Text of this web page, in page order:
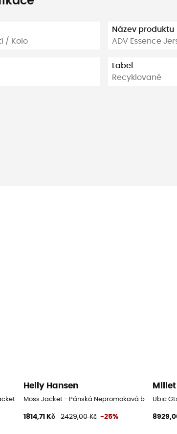
/ Kolo
Název produktu
ADV Essence
Label
Recyklované
- Pánská nepromokavá bunda
Helly Hansen
Moss Jacket - Pánská Nepromokavá bunda
1814,71 Kč 2429,00 Kč -25%
Millet
Ubic